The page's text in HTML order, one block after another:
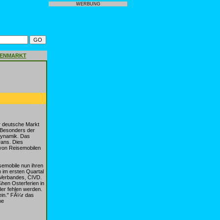
deutsche Markt
der
Das
Dies
Reisemobilen
nun ihren
im ersten Quartal
CIVD.
Osterferien in
fehlen werden.
FÃ¼r das
WERBUNG